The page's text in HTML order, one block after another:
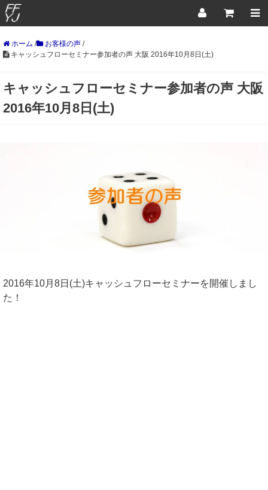
ホーム / お客様の声 /
キャッシュフローセミナー参加者の声 大阪 2016年10月8日(土)
キャッシュフローセミナー参加者の声 大阪
2016年10月8日(土)
2016年10月8日(土)キャッシュフローセミナーを開催しまし
た！